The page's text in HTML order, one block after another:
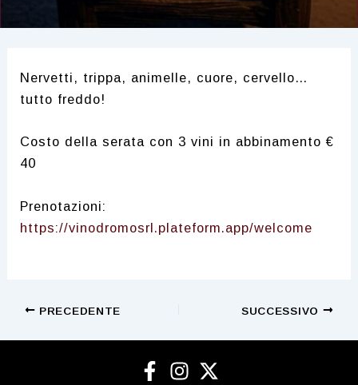
Nervetti, trippa, animelle, cuore, cervello…
tutto freddo!
Costo della serata con 3 vini in abbinamento €
40
Prenotazioni:
https://vinodromosrl.plateform.app/welcome
Navigazione
PRECEDENTE SUCCESSIVO